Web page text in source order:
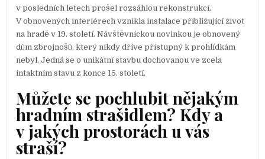
v posledních letech prošel rozsáhlou rekonstrukcí.
V obnovených interiérech vznikla instalace přibližující život
na hradě v 19. století. Návštěvnickou novinkou je obnovený
dům zbrojnošů, který nikdy dříve přístupný k prohlídkám
nebyl. Jedná se o unikátní stavbu dochovanou ve zcela
intaktním stavu z konce 15. století.
Můžete se pochlubit nějakým
hradním strašidlem? Kdy a
v jakých prostorách u vás
straší?